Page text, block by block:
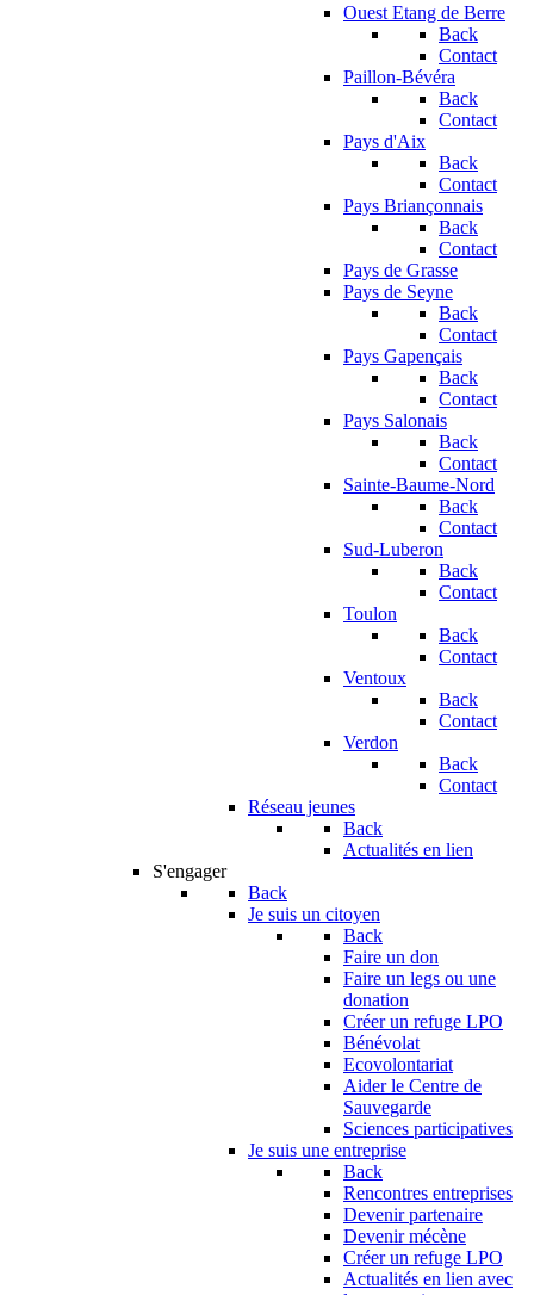
Ouest Etang de Berre
Back
Contact
Paillon-Bévéra
Back
Contact
Pays d'Aix
Back
Contact
Pays Briançonnais
Back
Contact
Pays de Grasse
Pays de Seyne
Back
Contact
Pays Gapençais
Back
Contact
Pays Salonais
Back
Contact
Sainte-Baume-Nord
Back
Contact
Sud-Luberon
Back
Contact
Toulon
Back
Contact
Ventoux
Back
Contact
Verdon
Back
Contact
Réseau jeunes
Back
Actualités en lien
S'engager
Back
Je suis un citoyen
Back
Faire un don
Faire un legs ou une
donation
Créer un refuge LPO
Bénévolat
Ecovolontariat
Aider le Centre de
Sauvegarde
Sciences participatives
Je suis une entreprise
Back
Rencontres entreprises
Devenir partenaire
Devenir mécène
Créer un refuge LPO
Actualités en lien avec